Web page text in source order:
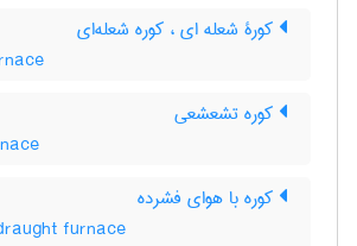
کورۀ شعله ای ، کوره شعله‌ای
کوره تشعشعی
کوره با هوای فشرده
furnace